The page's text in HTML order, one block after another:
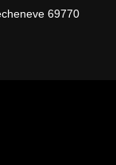
69770